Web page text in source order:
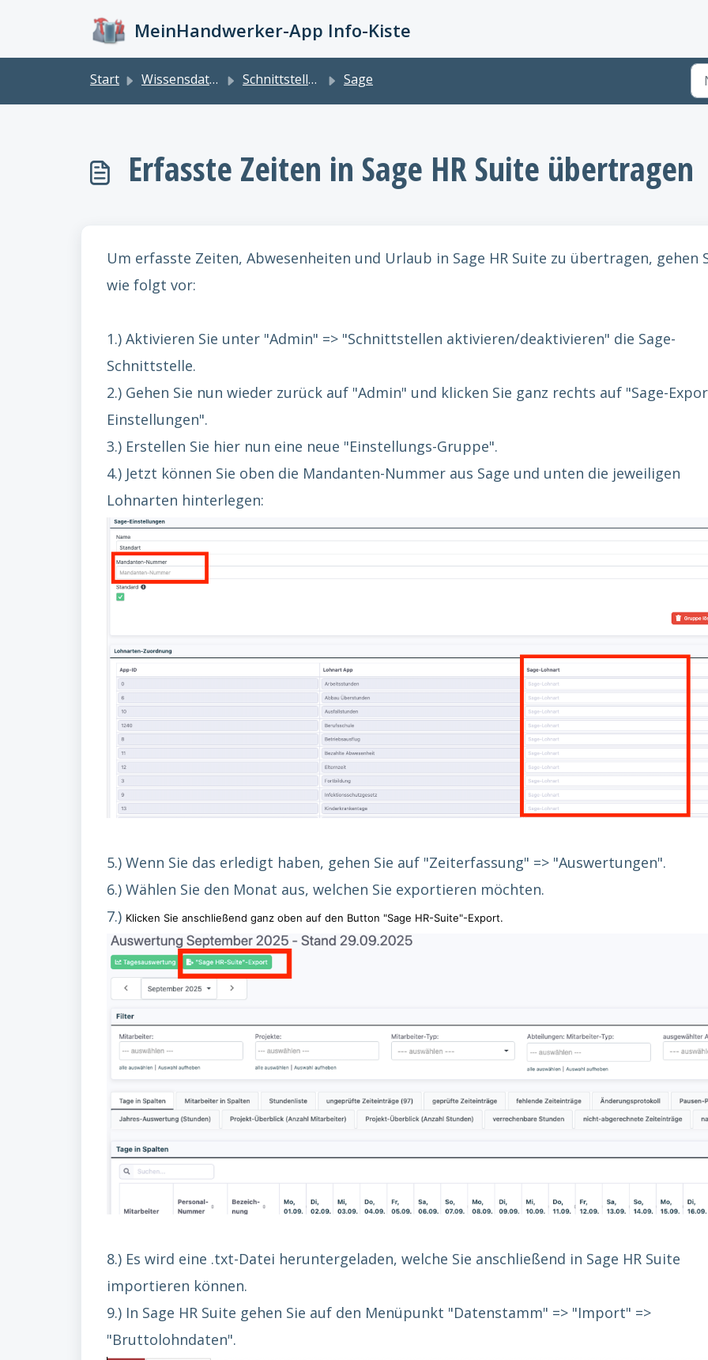
MeinHandwerker-App Info-Kiste
Start Wissensdatenbank Schnittstellen Sage
Erfasste Zeiten in Sage HR Suite übertragen
Um erfasste Zeiten, Abwesenheiten und Urlaub in Sage HR Suite zu übertragen, gehen
wie folgt vor:
1.) Aktivieren Sie unter "Admin" => "Schnittstellen aktivieren/deaktivieren" die Sage-
Schnittstelle.
2.) Gehen Sie nun wieder zurück auf "Admin" und klicken Sie ganz rechts auf "Sage-
Einstellungen".
3.) Erstellen Sie hier nun eine neue "Einstellungs-Gruppe".
4.) Jetzt können Sie oben die Mandanten-Nummer aus Sage und unten die jeweiligen
Lohnarten hinterlegen:
5.) Wenn Sie das erledigt haben, gehen Sie auf "Zeiterfassung" => "Auswertungen".
6.) Wählen Sie den Monat aus, welchen Sie exportieren möchten.
7.) Klicken Sie anschließend ganz oben auf den Button "Sage HR-Suite"-Export.
8.) Es wird eine .txt-Datei heruntergeladen, welche Sie anschließend in Sage HR Suite
importieren können.
9.) In Sage HR Suite gehen Sie auf den Menüpunkt "Datenstamm" => "Import" =>
"Bruttolohndaten".